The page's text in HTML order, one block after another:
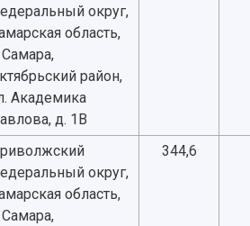
округ,
область,
Самара,
район,
Академика
д. 1В
округ,
область,
Самара,
344,6